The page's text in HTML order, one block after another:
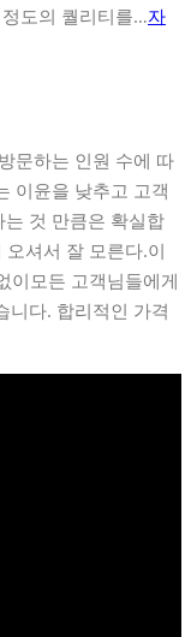
도의 퀄리티를…자
문하는 인원 수에 따
이윤을 낮추고 고객
것 만큼은 확실합
셔서 잘 모른다.이
이모든 고객님들에게
니다. 합리적인 가격